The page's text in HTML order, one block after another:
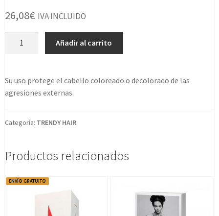
26,08€ IVA INCLUIDO
Ginseng
300ml
Añadir al carrito
Su uso protege el cabello coloreado o decolorado de las
agresiones externas.
Categoría: TRENDY HAIR
Productos relacionados
ENVÍO GRATUITO